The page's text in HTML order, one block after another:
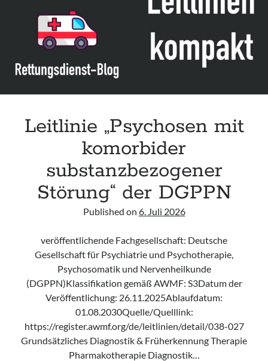
acute respiratory failure“ der Polish Society of Anaesthesiology and
Intensive Therapy
Leitlinie „Management of Hypercalcaemia in Adult Patients in the
Emergency Department“ der IAEM
Leitlinie „Behavioural Emergencies in Emergency Departments“ der IFEM
Leitlinie „Management of Acute Upper Gastrointestinal Bleeding in the
Emergency Department“ der IAEM
Leitlinie „Psychosen mit
komorbider
substanzbezogener
Störung“ der DGPPN
Published on 6. Juli 2026
veröffentlichende Fachgesellschaft: Deutsche
Gesellschaft für Psychiatrie und Psychotherapie,
Psychosomatik und Nervenheilkunde
(DGPPN)Klassifikation gemäß AWMF: S3Datum der
Veröffentlichung: 26.11.2025Ablaufdatum:
01.08.2030Quelle/Quelllink:
https://register.awmf.org/de/leitlinien/detail/038-027
Grundsätzliches Diagnostik & Früherkennung Therapie
Pharmakotherapie Diagnostik…